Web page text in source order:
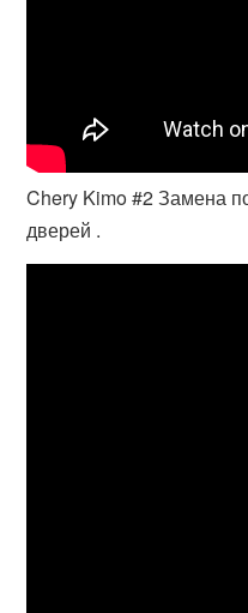
Chery Kimo #2 Замена
дверей .